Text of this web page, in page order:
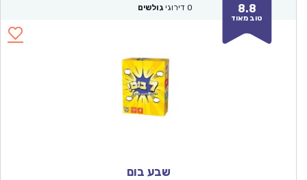
8.8
טוב מאוד
0 דירוגי גולשים
שבע בום